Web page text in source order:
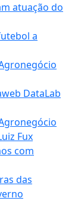
atuação do
a
DataLab
Fux
com
das